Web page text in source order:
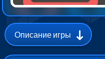
Описание игры